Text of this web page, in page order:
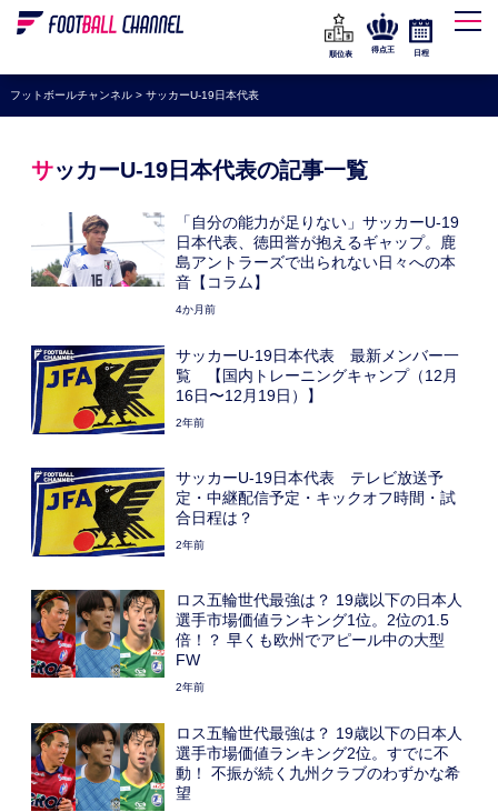
WEリーグ
海外サッカー
プレミアリーグ
ラ・リーガ
ブンデスリーガ
UEFA
ナショナルチーム
高校サッカー
動画
順位表
得点王 日程
フットボールチャンネル> サッカーU-19日本代表
サッカーU-19日本代表の記事一覧
「自分の能力が足りない」サッカーU-19
日本代表、徳田誉が抱えるギャップ。鹿
島アントラーズで出られない日々への本
音【コラム】
4か月前
サッカーU-19日本代表 最新メンバー一
覧 【国内トレーニングキャンプ（12月
16日〜12月19日）】
2年前
サッカーU-19日本代表 テレビ放送予
定・中継配信予定・キックオフ時間・試
合日程は？
2年前
ロス五輪世代最強は？ 19歳以下の日本人
選手市場価値ランキング1位。2位の1.5
倍！？ 早くも欧州でアピール中の大型
FW
2年前
ロス五輪世代最強は？ 19歳以下の日本人
選手市場価値ランキング2位。すでに不
動！ 不振が続く九州クラブのわずかな希
望